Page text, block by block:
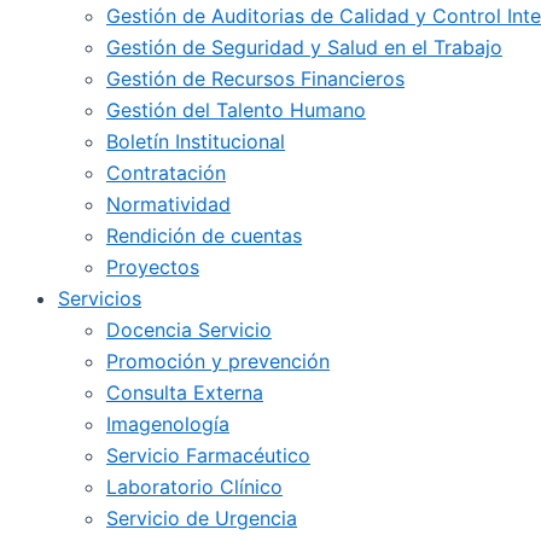
Gestión de Auditorias de Calidad y Control
Gestión de Seguridad y Salud en el Trabajo
Gestión de Recursos Financieros
Gestión del Talento Humano
Boletín Institucional
Contratación
Normatividad
Rendición de cuentas
Proyectos
Servicios
Docencia Servicio
Promoción y prevención
Consulta Externa
Imagenología
Servicio Farmacéutico
Laboratorio Clínico
Servicio de Urgencia